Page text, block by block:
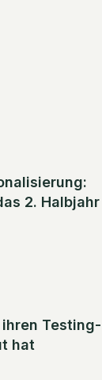
2. Halbjahr
ihren Testing-
hat